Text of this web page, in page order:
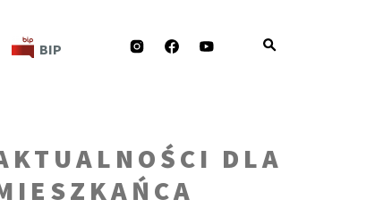
BIP YOUTUBE
FACEBOOK
INSTAGRAM
DLA